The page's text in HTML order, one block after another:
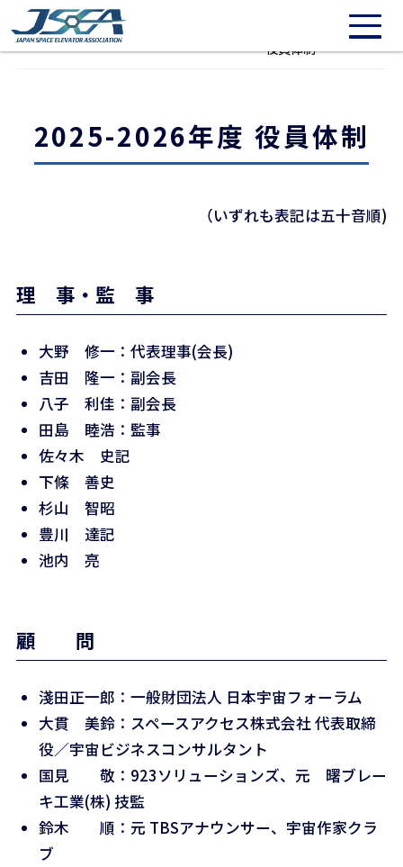
/* 20211016: Need to repair */
宇宙エレベーター協会について 2025-2026年度
役員体制
2025-2026年度 役員体制
（いずれも表記は五十音順)
理 事・監 事
大野 修一：代表理事(会長)
吉田 隆一：副会長
八子 利佳：副会長
田島 睦浩：監事
佐々木 史記
下條 善史
杉山 智昭
豊川 達記
池内 亮
顧 問
淺田正一郎：一般財団法人 日本宇宙フォーラム
大貫 美鈴：スペースアクセス株式会社 代表取締
役／宇宙ビジネスコンサルタント
国見 敬：923ソリューションズ、元 曙ブレー
キ工業(株) 技監
鈴木 順：元 TBSアナウンサー、宇宙作家クラ
ブ